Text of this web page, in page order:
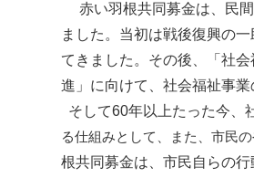
赤い羽根共同募金は、民間
ました。当初は戦後復興の
てきました。その後、「社
進」に向けて、社会福祉事業
そして60年以上たった今、
る仕組みとして、また、市民
根共同募金は、市民自らの